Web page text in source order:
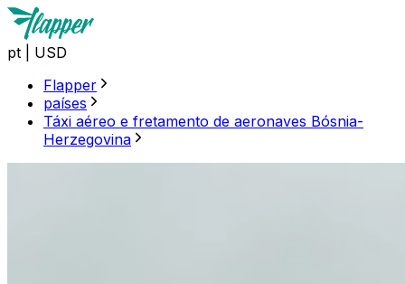
pt
USD
Flapper
países
Táxi aéreo e fretamento de aeronaves Bósnia-
Herzegovina